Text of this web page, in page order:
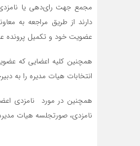
عضویت خود و تکمیل پرونده
انتخابات هیات مدیره را به
همچنین در مورد نامزدی
نامزدی، صورتجلسه هیات